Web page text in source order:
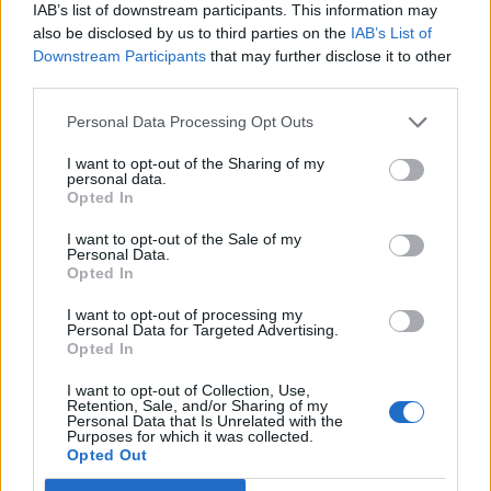
IAB’s list of downstream participants. This information may
also be disclosed by us to third parties on the IAB’s List of
Downstream Participants that may further disclose it to other
Personal Data Processing Opt Outs
I want to opt-out of the Sharing of my
personal data.
Opted In
I want to opt-out of the Sale of my
Personal Data.
Opted In
I want to opt-out of processing my
Personal Data for Targeted Advertising.
Opted In
I want to opt-out of Collection, Use,
Retention, Sale, and/or Sharing of my
Personal Data that Is Unrelated with the
Purposes for which it was collected.
Opted Out
την Κυριακή 5 Ιανουαρίου 2020. Η θερμοκρασία
θα παρουσιάσει πτώση. Οι άνεμοι στα πελάγη θα
φτάνουν τα 9 μποφόρ.
Πιο αναλυτικά, βροχές θα σημειωθούν από τις
πρωινές ώρες στο Ιόνιο, οι οποίες σταδιακά στα
νότια θα ενισχυθούν. Παράλληλα, από το πρωί
θα σημειωθούν στο Βόρειο Αιγαίο, στη Νότια
Χαλκιδική και στη Θράκη, φαινόμενα τα οποία στη
συνέχεια θα επεκταθούν στο Κεντρικό Αιγαίο, στην
Μαγνησία, στην Ανατολική Στερεά και στην
και το Νότιο Αιγαίο. Από το μεσημέρι κι έπειτα
χιονοπτώσεις θα σημειωθούν και σε περιοχές
χαμηλού υψομέτρου της Βοιωτίας, της Φθιώτιδας,